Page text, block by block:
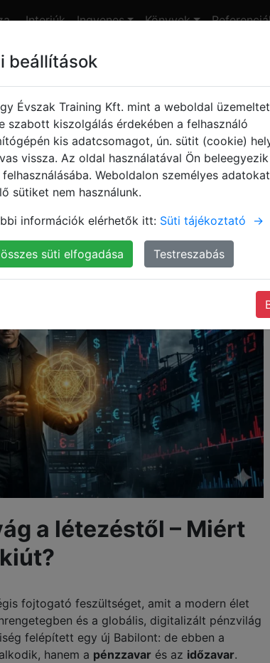
beállítások
Évszak Training Kft. mint a weboldal
szabott kiszolgálás érdekében a felhasználó
kis adatcsomagot, ún. sütit (cookie)
vissza. Az oldal használatával Ön
Weboldalon személyes adatokat
sütiket nem használunk.
információk elérhetők itt: Süti tájékoztató →
süti elfogadása Testreszabás
Interjúk Ingyenes Könyvek
jegyek!
létezéstől
Kasza Tamás 73. Kasza nap
a létezéstől – Miért
fojtogató feszültséget, amit a modern élet
és a globális, digitalizált pénzvilág
felépített egy új Babilont: de ebben a
hanem a pénzzavar és az időzavar.